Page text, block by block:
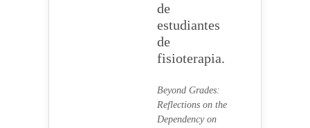
de
estudiantes
de
fisioterapia.
Beyond Grades:
Reflections on the
Dependency on